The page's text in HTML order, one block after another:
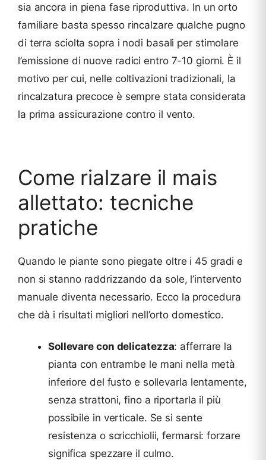
sia ancora in piena fase riproduttiva. In un orto
familiare basta spesso rincalzare qualche pugno
di terra sciolta sopra i nodi basali per stimolare
l’emissione di nuove radici entro 7-10 giorni. È il
motivo per cui, nelle coltivazioni tradizionali, la
rincalzatura precoce è sempre stata considerata
la prima assicurazione contro il vento.
Come rialzare il mais
allettato: tecniche
pratiche
Quando le piante sono piegate oltre i 45 gradi e
non si stanno raddrizzando da sole, l’intervento
manuale diventa necessario. Ecco la procedura
che dà i risultati migliori nell’orto domestico.
Sollevare con delicatezza: afferrare la
pianta con entrambe le mani nella metà
inferiore del fusto e sollevarla lentamente,
senza strattoni, fino a riportarla il più
possibile in verticale. Se si sente
resistenza o scricchiolii, fermarsi: forzare
significa spezzare il culmo.